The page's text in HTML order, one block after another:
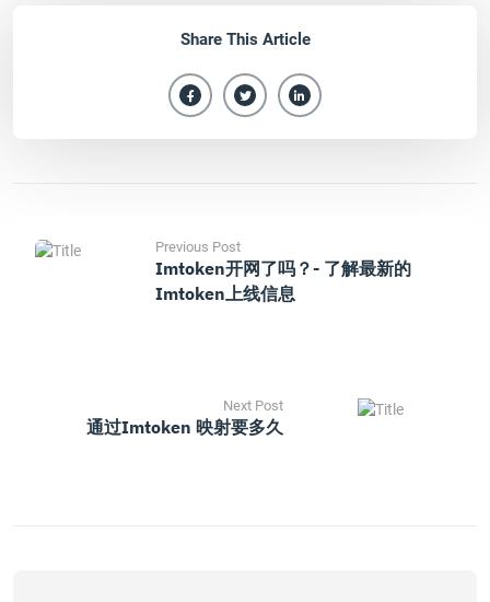
Share This Article
Previous Post
Imtoken开网了吗？- 了解最新的
Imtoken上线信息
Next Post
通过imtoken 映射要多久